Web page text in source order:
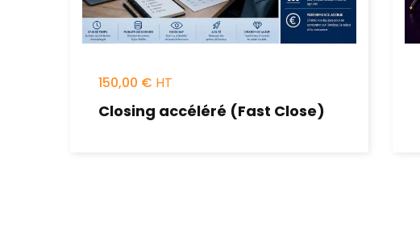
150,00 €
Closing accéléré (Fast Close)